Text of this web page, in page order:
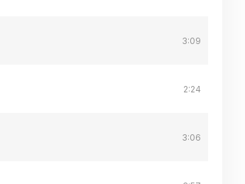
3:09
2:24
3:06